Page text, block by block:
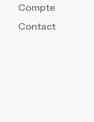
Compte
Contact